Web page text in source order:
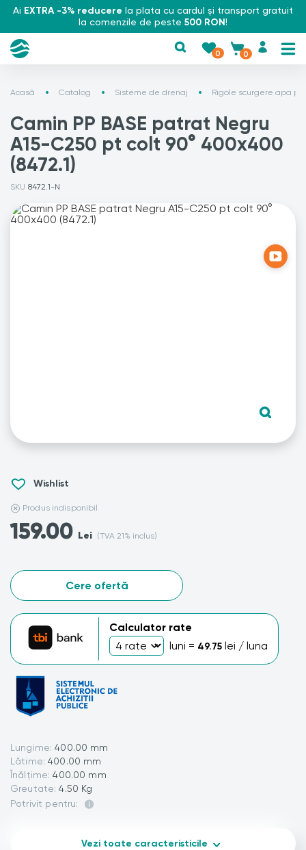
Ai EXTRA -3% reducere la plata cu cardul și transport gratuit
la comenzile de peste 500 RON!
0 0
Acasă Catalog Sisteme de drenaj Rigole scurgere apa
Camin PP BASE patrat Negru
A15-C250 pt colt 90° 400x400
(8472.1)
SKU 8472.1-N
Wishlist
Produs indisponibil
159.00 Lei (TVA 21% inclus)
Cere ofertă
Calculator rate
luni = 49.75 lei / luna
Lungime: 400.00 mm
Lătime: 400.00 mm
Înălțime: 400.00 mm
Greutate: 4.50 Kg
Potrivit pentru:
Vezi toate caracteristicile